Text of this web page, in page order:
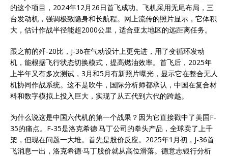
的这个项目，2024年12月26日首飞成功。飞机采用无尾布局，三
台发动机，强调极致隐身和长航程。网上流传的照片显示，它体积
大，估计作战半径能超2000公里，适合亚太地区的远距离任务。
跟之前的歼-20比，J-36在气动设计上更先进，用了变循环发动
机，能根据飞行状态切换模式，提高燃油效率。首飞后，2025年
上半年又有多次测试，3月和5月有新照片曝光，显示它在整合无人
机协同作战系统。这不是吹牛，国际分析师都承认，中国在复合材
料和数字模拟上投入巨大，实现了从五代到六代的跨越。
为什么说这是中国六代机的第一个战果？因为它直接戳中了美国F-
35的痛点。F-35是洛克希德·马丁公司的拳头产品，全球卖了上千
架，但现在问题一大堆。首先是股价反应。2025年1月初，J-36首
飞消息一出，洛克希德·马丁股价就从高位滑落。德意志银行分析